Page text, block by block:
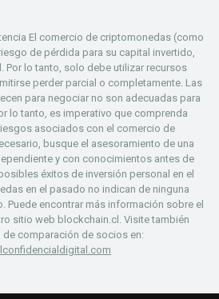
El comercio de criptomonedas (como
de pérdida para su capital invertido,
Por lo tanto, solo debe utilizar recursos
perder parcial o completamente. Las
para negociar no son adecuadas para
lo tanto, es imperativo que comprenda
asociados con el comercio de
busque el asesoramiento de una
y con conocimientos antes de
éxitos de inversión personal en el
en el pasado no indican de ninguna
Puede encontrar más información sobre el
sitio web blockchain.cl. Visite también
de comparación de socios en: